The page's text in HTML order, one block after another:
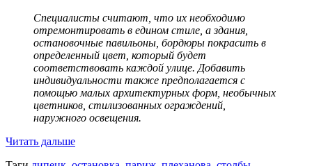
Специалисты считают, что их необходимо
отремонтировать в едином стиле, а здания,
остановочные павильоны, бордюры покрасить в
определенный цвет, который будет
соответствовать каждой улице. Добавить
индивидуальности также предполагается с
помощью малых архитектурных форм, необычных
цветников, стилизованных ограждений,
наружного освещения.
Читать дальше